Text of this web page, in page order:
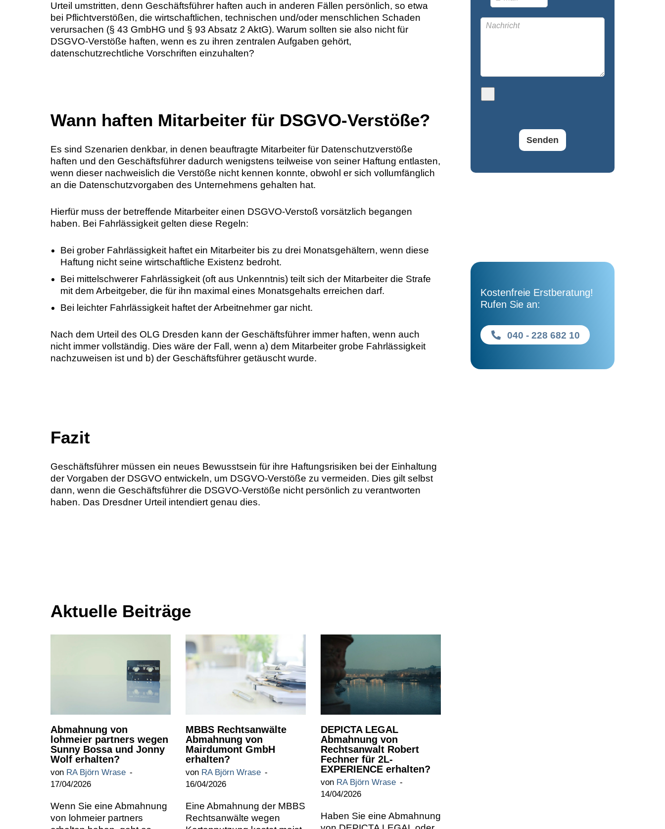
Urteil umstritten, denn Geschäftsführer haften auch in anderen Fällen persönlich, so etwa
bei Pflichtverstößen, die wirtschaftlichen, technischen und/oder menschlichen Schaden
verursachen (§ 43 GmbHG und § 93 Absatz 2 AktG). Warum sollten sie also nicht für
DSGVO-Verstöße haften, wenn es zu ihren zentralen Aufgaben gehört,
datenschutzrechtliche Vorschriften einzuhalten?
Wann haften Mitarbeiter für DSGVO-Verstöße?
Es sind Szenarien denkbar, in denen beauftragte Mitarbeiter für Datenschutzverstöße
haften und den Geschäftsführer dadurch wenigstens teilweise von seiner Haftung entlasten,
wenn dieser nachweislich die Verstöße nicht kennen konnte, obwohl er sich vollumfänglich
an die Datenschutzvorgaben des Unternehmens gehalten hat.
Hierfür muss der betreffende Mitarbeiter einen DSGVO-Verstoß vorsätzlich begangen
haben. Bei Fahrlässigkeit gelten diese Regeln:
Bei grober Fahrlässigkeit haftet ein Mitarbeiter bis zu drei Monatsgehältern, wenn diese
Haftung nicht seine wirtschaftliche Existenz bedroht.
Bei mittelschwerer Fahrlässigkeit (oft aus Unkenntnis) teilt sich der Mitarbeiter die Strafe
mit dem Arbeitgeber, die für ihn maximal eines Monatsgehalts erreichen darf.
Bei leichter Fahrlässigkeit haftet der Arbeitnehmer gar nicht.
Nach dem Urteil des OLG Dresden kann der Geschäftsführer immer haften, wenn auch
nicht immer vollständig. Dies wäre der Fall, wenn a) dem Mitarbeiter grobe Fahrlässigkeit
nachzuweisen ist und b) der Geschäftsführer getäuscht wurde.
Fazit
Geschäftsführer müssen ein neues Bewusstsein für ihre Haftungsrisiken bei der Einhaltung
der Vorgaben der DSGVO entwickeln, um DSGVO-Verstöße zu vermeiden. Dies gilt selbst
dann, wenn die Geschäftsführer die DSGVO-Verstöße nicht persönlich zu verantworten
haben. Das Dresdner Urteil intendiert genau dies.
Aktuelle Beiträge
Abmahnung von
lohmeier partners wegen
Sunny Bossa und Jonny
Wolf erhalten?
von RA Björn Wrase
17/04/2026
Wenn Sie eine Abmahnung
von lohmeier partners
MBBS Rechtsanwälte
Abmahnung von
Mairdumont GmbH
erhalten?
von RA Björn Wrase
16/04/2026
Eine Abmahnung der MBBS
Rechtsanwälte wegen
DEPICTA LEGAL
Abmahnung von
Rechtsanwalt Robert
Fechner für 2L-
EXPERIENCE erhalten?
von RA Björn Wrase
14/04/2026
Haben Sie eine Abmahnung
Senden
Kostenfreie Erstberatung!
Rufen Sie an:
040 - 228 682 10